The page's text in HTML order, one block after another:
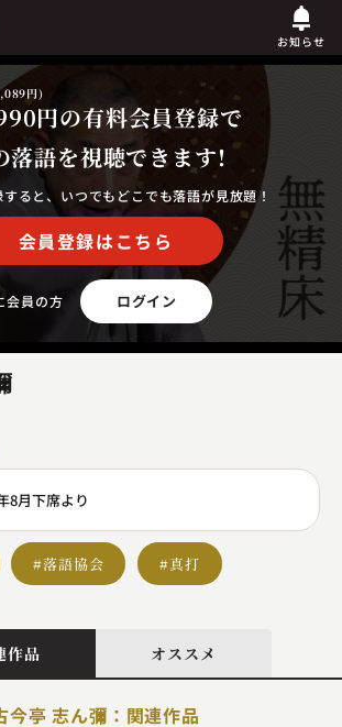
お知らせ
円
円)
の有料会員登録で
落語を視聴できます!
ると、いつでもどこでも落語が見放題！
会員登録はこちら
会員の方 ログイン
8月下席より
#落語協会 #真打
作品 オススメ
今亭 志ん彌：関連作品